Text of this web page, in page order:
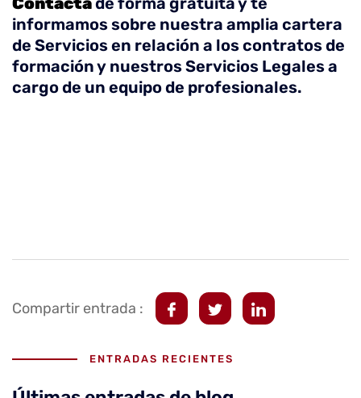
informamos sobre nuestra amplia cartera
de Servicios en relación a los contratos de
formación y nuestros Servicios Legales a
cargo de un equipo de profesionales.
Compartir entrada :
ENTRADAS RECIENTES